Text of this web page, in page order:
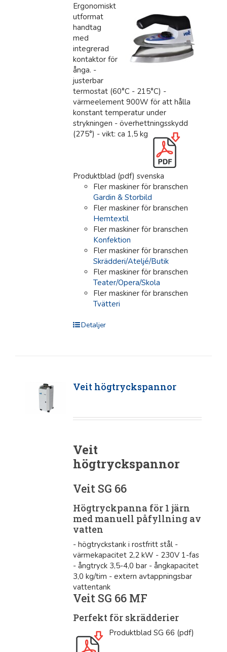
Ergonomiskt
utformat
handtag
med
integrerad
kontaktor för
ånga. -
justerbar
termostat (60°C - 215°C) -
värmeelement 900W för att hålla
konstant temperatur under
strykningen - överhettningsskydd
(275°) - vikt: ca 1,5 kg
Produktblad (pdf) svenska
Fler maskiner för branschen
Gardin & Storbild
Fler maskiner för branschen
Hemtextil
Fler maskiner för branschen
Konfektion
Fler maskiner för branschen
Skrädderi/Ateljé/Butik
Fler maskiner för branschen
Teater/Opera/Skola
Fler maskiner för branschen
Tvätteri
Detaljer
Veit högtryckspannor
Veit
högtryckspannor
Veit SG 66
Högtryckpanna för 1 järn
med manuell påfyllning av
vatten
- högtryckstank i rostfritt stål -
värmekapacitet 2,2 kW - 230V 1-fas
- ångtryck 3,5-4,0 bar - ångkapacitet
3,0 kg/tim - extern avtappningsbar
vattentank
Veit SG 66 MF
Perfekt för skrädderier
Produktblad SG 66 (pdf)